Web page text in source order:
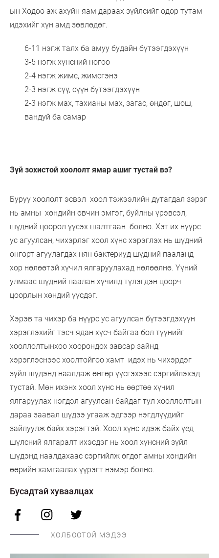
ын Хөдөө аж ахуйн яам дараах зүйлсийг өдөр тутам
идэхийг хүн амд зөвлөдөг.
6-11 нэгж талх ба амуу будайн бүтээгдэхүүн
3-5 нэгж хүнсний ногоо
2-4 нэгж жимс, жимсгэнэ
2-3 нэгж сүү, сүүн бүтээгдэхүүн
2-3 нэгж мах, тахианы мах, загас, өндөг, шош,
вандуй ба самар
Зүй зохистой хоололт ямар ашиг тустай вэ?
Буруу хоололт эсвэл хоол тэжээлийн дутагдал зэрэг
нь амны хөндийн өвчин эмгэг, буйлны үрэвсэл,
шүдний цоорол үүсэх шалтгаан болно. Хэт их нүүрс
ус агуулсан, чихэрлэг хоол хүнс хэрэглэх нь шүдний
өнгөрт агуулагдах нян бактериуд шүдний пааланд
хор нөлөөтэй хүчил ялгаруулахад нөлөөлнө. Үүний
улмаас шүдний паалан хүчилд түлэгдэн цоорч
цоорлын хөндий үүсдэг.
Хэрэв та чихэр ба нүүрс ус агуулсан бүтээгдэхүүн
хэрэглэхийг тэсч ядан хүсч байгаа бол түүнийг
хооллолтынхоо хоорондох завсар зайнд
хэрэглэснээс хоолтойгоо хамт идэх нь чихэрдэг
зүйл шүдэнд наалдаж өнгөр үүсгэхээс сэргийлэхэд
тустай. Мөн ихэнх хоол хүнс нь өөртөө хүчил
ялгаруулах нэгдэл агуулсан байдаг тул хооллолтын
дараа заавал шүдээ угааж эдгээр нэгдлүүдийг
зайлуулж байх хэрэгтэй. Хоол хүнс идэж байх үед
шүлсний ялгаралт ихэсдэг нь хоол хүнсний зүйл
шүдэнд наалдахаас сэргийлж өгдөг амны хөндийн
өөрийн хамгаалах үүрэгт нэмэр болно.
Бусадтай хуваалцах
ХОЛБООТОЙ МЭДЭЭ